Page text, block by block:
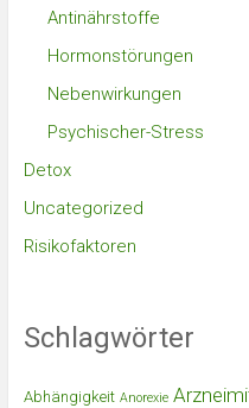
Antinährstoffe
Hormonstörungen
Nebenwirkungen
Psychischer-Stress
Detox
Uncategorized
Risikofaktoren
Schlagwörter
Abhängigkeit Anorexie